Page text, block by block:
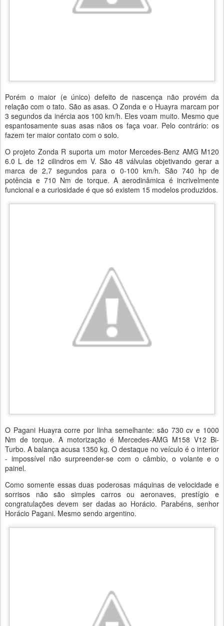
Porém o maior (e único) defeito de nascença não provém da
relação com o tato. São as asas. O Zonda e o Huayra marcam por
3 segundos da inércia aos 100 km/h. Eles voam muito. Mesmo que
espantosamente suas asas nãos os faça voar. Pelo contrário: os
fazem ter maior contato com o solo.
O projeto Zonda R suporta um motor Mercedes-Benz AMG M120
6.0 L de 12 cilindros em V. São 48 válvulas objetivando gerar a
marca de 2,7 segundos para o 0-100 km/h. São 740 hp de
potência e 710 Nm de torque. A aerodinâmica é incrivelmente
funcional e a curiosidade é que só existem 15 modelos produzidos.
O Pagani Huayra corre por linha semelhante: são 730 cv e 1000
Nm de torque. A motorização é Mercedes-AMG M158 V12 Bi-
Turbo. A balança acusa 1350 kg. O destaque no veículo é o interior
- impossível não surpreender-se com o câmbio, o volante e o
painel.
Como somente essas duas poderosas máquinas de velocidade e
sorrisos não são simples carros ou aeronaves, prestígio e
congratulações devem ser dadas ao Horácio. Parabéns, senhor
Horácio Pagani. Mesmo sendo argentino.